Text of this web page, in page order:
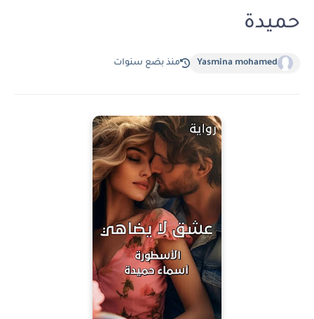
حميدة
Yasmina mohamed منذ بضع سنوات